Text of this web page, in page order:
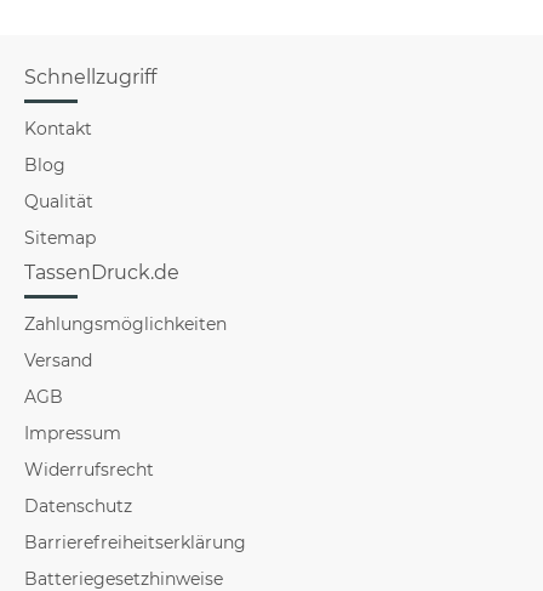
Schnellzugriff
Kontakt
Blog
Qualität
Sitemap
TassenDruck.de
Zahlungsmöglichkeiten
Versand
AGB
Impressum
Widerrufsrecht
Datenschutz
Barrierefreiheitserklärung
Batteriegesetzhinweise